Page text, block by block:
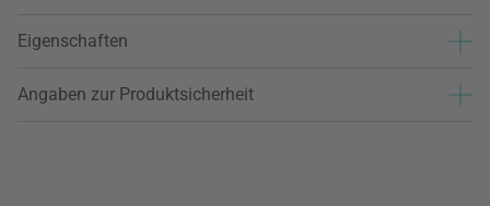
Eigenschaften
Angaben zur Produktsicherheit